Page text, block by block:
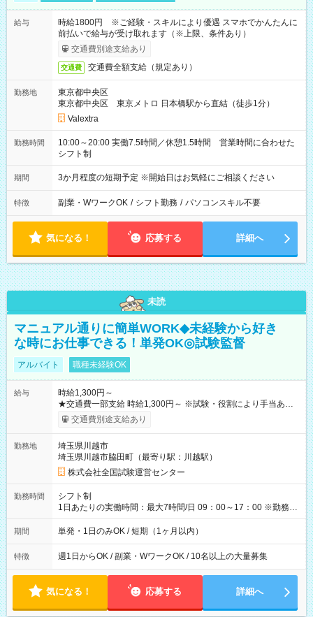
給与
時給1800円 ※ご経験・スキルにより優遇 スマホでかんたんに
前払いで給与が受け取れます（※上限、条件あり）
交通費別途支給あり
交通費 交通費全額支給（規定あり）
勤務地
東京都中央区
東京都中央区 東京メトロ 日本橋駅から直結（徒歩1分）
Valextra
勤務時間
10:00～20:00 実働7.5時間／休憩1.5時間 営業時間に合わせた
シフト制
期間 3か月程度の短期予定 ※開始日はお気軽にご相談ください
特徴 副業・WワークOK / シフト勤務 / パソコンスキル不要
気になる！ 応募する 詳細へ
未読
マニュアル通りに簡単WORK◆未経験から好き
な時にお仕事できる！単発OK◎試験監督
アルバイト 職種未経験OK
給与
時給1,300円～
★交通費一部支給 時給1,300円～ ※試験・役割により手当あり
※勤務回数により昇給あり 【即給（前払い）オプションあ
り！】 希望される場合、勤務から1週間ほどで給与の一部を受け
例】 ・河合塾模擬試験 8:30～17:30（休憩1時間） 時給1,300円
×8時間＝日収10,400円＋交通費 ※当日の役割により時給＋100
円の場合あり ・国家試験 7:00～13:30（休憩なし） 時給1,300
円（役割手当＋100円）×6時間＝日収8,400円＋交通費 【試用期
間】試用期間なし
交通費別途支給あり
勤務地
埼玉県川越市
埼玉県川越市脇田町（最寄り駅：川越駅）
株式会社全国試験運営センター
勤務時間
シフト制
1日あたりの実働時間：最大7時間/日 09：00～17：00 ※勤務時
間は 試験により異なります。
期間 単発・1日のみOK / 短期（1ヶ月以内）
特徴 週1日からOK / 副業・WワークOK / 10名以上の大量募集
気になる！ 応募する 詳細へ